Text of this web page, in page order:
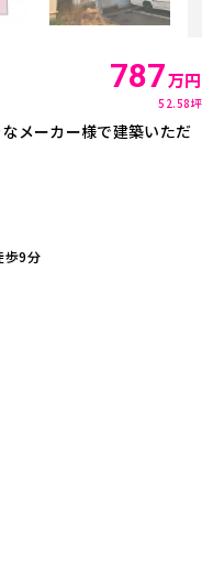
787万円
52.58坪
メーカー様で建築いただ
歩9分